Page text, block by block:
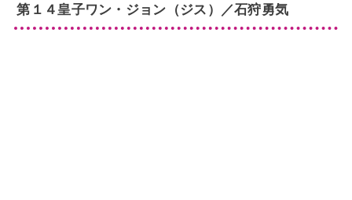
第１４皇子ワン・ジョン（ジス）／石狩勇気